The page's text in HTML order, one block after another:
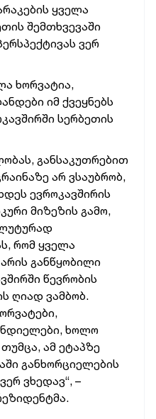
ყველა
შემთხვევაში
ვერ
ხორვატია,
იმ ქვეყნებს
სერბეთის
განსაკუთრებით
არ ვსაუბრობ,
ევროკავშირის
მიზეზის გამო,
რომ ყველა
განწყობილი
წევრობის
ღიად ვამბობ.
ხოლო
ამ ეტაპზე
განხორციელების
ვხედავ“, –